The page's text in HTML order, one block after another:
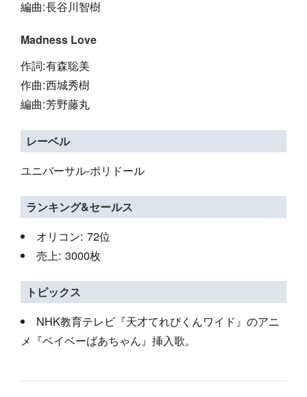
編曲:長谷川智樹
Madness Love
作詞:有森聡美
作曲:西城秀樹
編曲:芳野藤丸
レーベル
ユニバーサル-ポリドール
ランキング&セールス
オリコン: 72位
売上: 3000枚
トピックス
NHK教育テレビ『天才てれびくんワイド』のアニ
メ『ベイベーばあちゃん』挿入歌。